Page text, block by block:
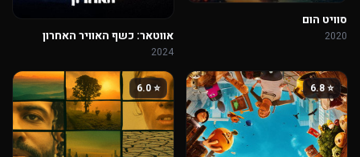
סוויט הום
2020 אווטאר: כשף האוויר האחרון
2024
⭐ 6.8
⭐ 6.0